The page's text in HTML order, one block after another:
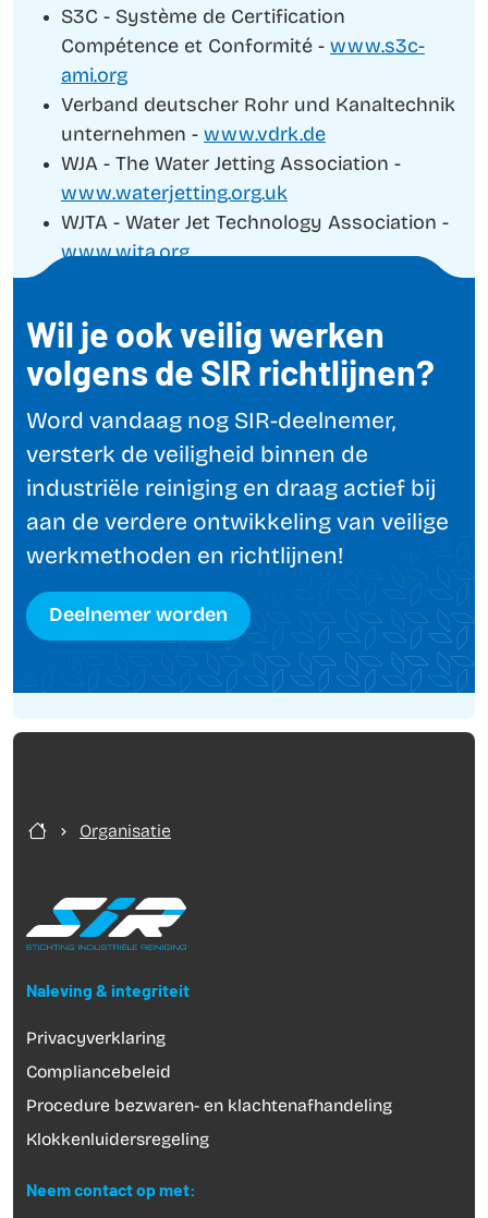
S3C - Système de Certification
Compétence et Conformité - www.s3c-
ami.org
Verband deutscher Rohr und Kanaltechnik
unternehmen - www.vdrk.de
WJA - The Water Jetting Association -
www.waterjetting.org.uk
WJTA - Water Jet Technology Association -
www.wjta.org
Wil je ook veilig werken
volgens de SIR richtlijnen?
Word vandaag nog SIR-deelnemer,
versterk de veiligheid binnen de
industriële reiniging en draag actief bij
aan de verdere ontwikkeling van veilige
werkmethoden en richtlijnen!
Deelnemer worden
Organisatie
Naleving & integriteit
Privacyverklaring
Compliancebeleid
Procedure bezwaren- en klachtenafhandeling
Klokkenluidersregeling
Neem contact op met: